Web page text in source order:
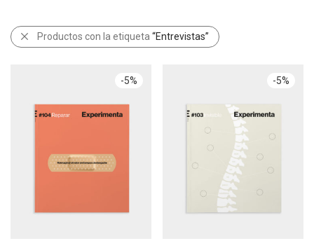
Productos con la etiqueta “Entrevistas”
-5% -5%